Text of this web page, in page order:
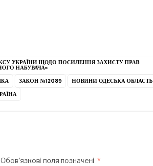
УКРАЇНИ ЩОДО ПОСИЛЕННЯ ЗАХИСТУ ПРАВ
НАБУВАЧА»
ЗАКОН №12089
НОВИНИ ОДЕСЬКА ОБЛАСТЬ
Обов’язкові поля позначені *